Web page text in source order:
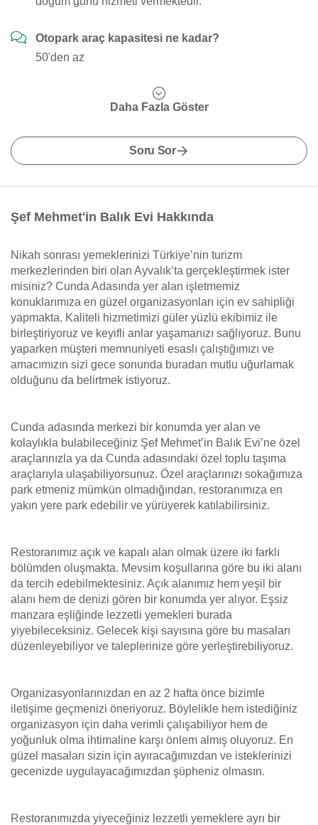
Otopark araç kapasitesi ne kadar?
50'den az
Daha Fazla Göster
Soru Sor
Şef Mehmet'in Balık Evi Hakkında
Nikah sonrası yemeklerinizi Türkiye’nin turizm
merkezlerinden biri olan Ayvalık’ta gerçekleştirmek ister
misiniz? Cunda Adasında yer alan işletmemiz
konuklarımıza en güzel organizasyonları için ev sahipliği
yapmakta. Kaliteli hizmetimizi güler yüzlü ekibimiz ile
birleştiriyoruz ve keyifli anlar yaşamanızı sağlıyoruz. Bunu
yaparken müşteri memnuniyeti esaslı çalıştığımızı ve
amacımızın sizi gece sonunda buradan mutlu uğurlamak
olduğunu da belirtmek istiyoruz.
Cunda adasında merkezi bir konumda yer alan ve
kolaylıkla bulabileceğiniz Şef Mehmet’in Balık Evi’ne özel
araçlarınızla ya da Cunda adasındaki özel toplu taşıma
araçlarıyla ulaşabiliyorsunuz. Özel araçlarınızı sokağımıza
park etmeniz mümkün olmadığından, restoranımıza en
yakın yere park edebilir ve yürüyerek katılabilirsiniz.
Restoranımız açık ve kapalı alan olmak üzere iki farklı
bölümden oluşmakta. Mevsim koşullarına göre bu iki alanı
da tercih edebilmektesiniz. Açık alanımız hem yeşil bir
alanı hem de denizi gören bir konumda yer alıyor. Eşsiz
manzara eşliğinde lezzetli yemekleri burada
yiyebileceksiniz. Gelecek kişi sayısına göre bu masaları
düzenleyebiliyor ve taleplerinize göre yerleştirebiliyoruz.
Organizasyonlarınızdan en az 2 hafta önce bizimle
iletişime geçmenizi öneriyoruz. Böylelikle hem istediğiniz
organizasyon için daha verimli çalışabiliyor hem de
yoğunluk olma ihtimaline karşı önlem almış oluyoruz. En
güzel masaları sizin için ayıracağımızdan ve isteklerinizi
gecenizde uygulayacağımızdan şüpheniz olmasın.
Restoranımızda yiyeceğiniz lezzetli yemeklere ayrı bir